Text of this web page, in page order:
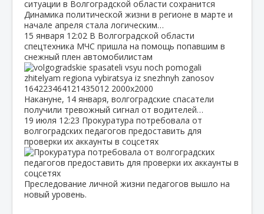
Динамика политической жизни в регионе в марте и
начале апреля стала логическим…
15 января 12:02 В Волгоградской области
спецтехника МЧС пришла на помощь попавшим в
снежный плен автомобилистам
Накануне, 14 января, волгоградские спасатели
получили тревожный сигнал от водителей…
19 июля 12:23 Прокуратура потребовала от
волгоградских педагогов предоставить для
проверки их аккаунты в соцсетях
Преследование личной жизни педагогов вышло на
новый уровень.